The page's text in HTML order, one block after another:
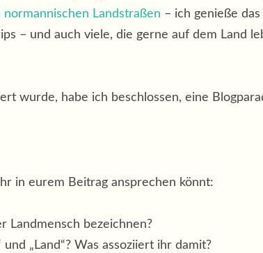
normannischen Landstraßen – ich genieße
– und auch viele, die gerne auf dem Land
wurde, habe ich beschlossen, eine
in eurem Beitrag ansprechen könnt:
Landmensch bezeichnen?
„Land“? Was assoziiert ihr damit?